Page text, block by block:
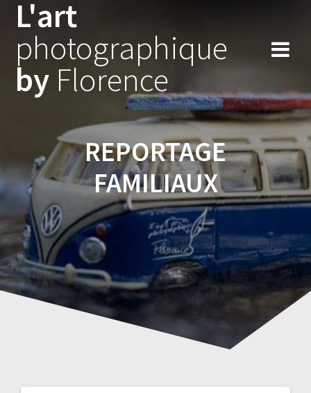
content
L'art
photographique
by Florence
REPORTAGE
FAMILIAUX